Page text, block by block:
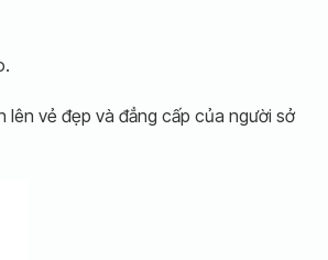
vẻ đẹp và đẳng cấp của người sở